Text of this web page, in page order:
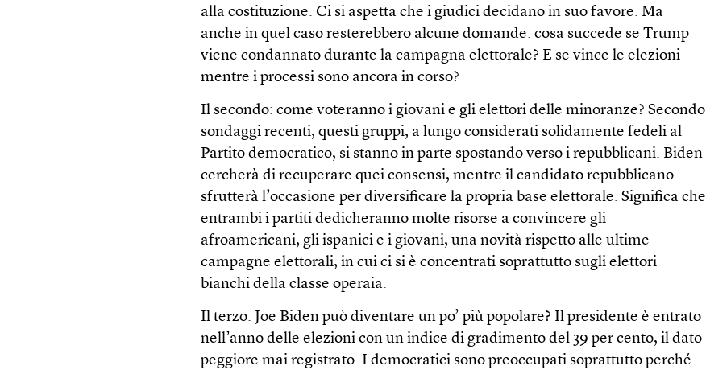
alla costituzione. Ci si aspetta che i giudici decidano in suo favore. Ma
anche in quel caso resterebbero alcune domande: cosa succede se Trump
viene condannato durante la campagna elettorale? E se vince le elezioni
mentre i processi sono ancora in corso?
Il secondo: come voteranno i giovani e gli elettori delle minoranze? Secondo
sondaggi recenti, questi gruppi, a lungo considerati solidamente fedeli al
Partito democratico, si stanno in parte spostando verso i repubblicani. Biden
cercherà di recuperare quei consensi, mentre il candidato repubblicano
sfrutterà l’occasione per diversificare la propria base elettorale. Significa che
entrambi i partiti dedicheranno molte risorse a convincere gli
afroamericani, gli ispanici e i giovani, una novità rispetto alle ultime
campagne elettorali, in cui ci si è concentrati soprattutto sugli elettori
bianchi della classe operaia.
Il terzo: Joe Biden può diventare un po’ più popolare? Il presidente è entrato
nell’anno delle elezioni con un indice di gradimento del 39 per cento, il dato
peggiore mai registrato. I democratici sono preoccupati soprattutto perché